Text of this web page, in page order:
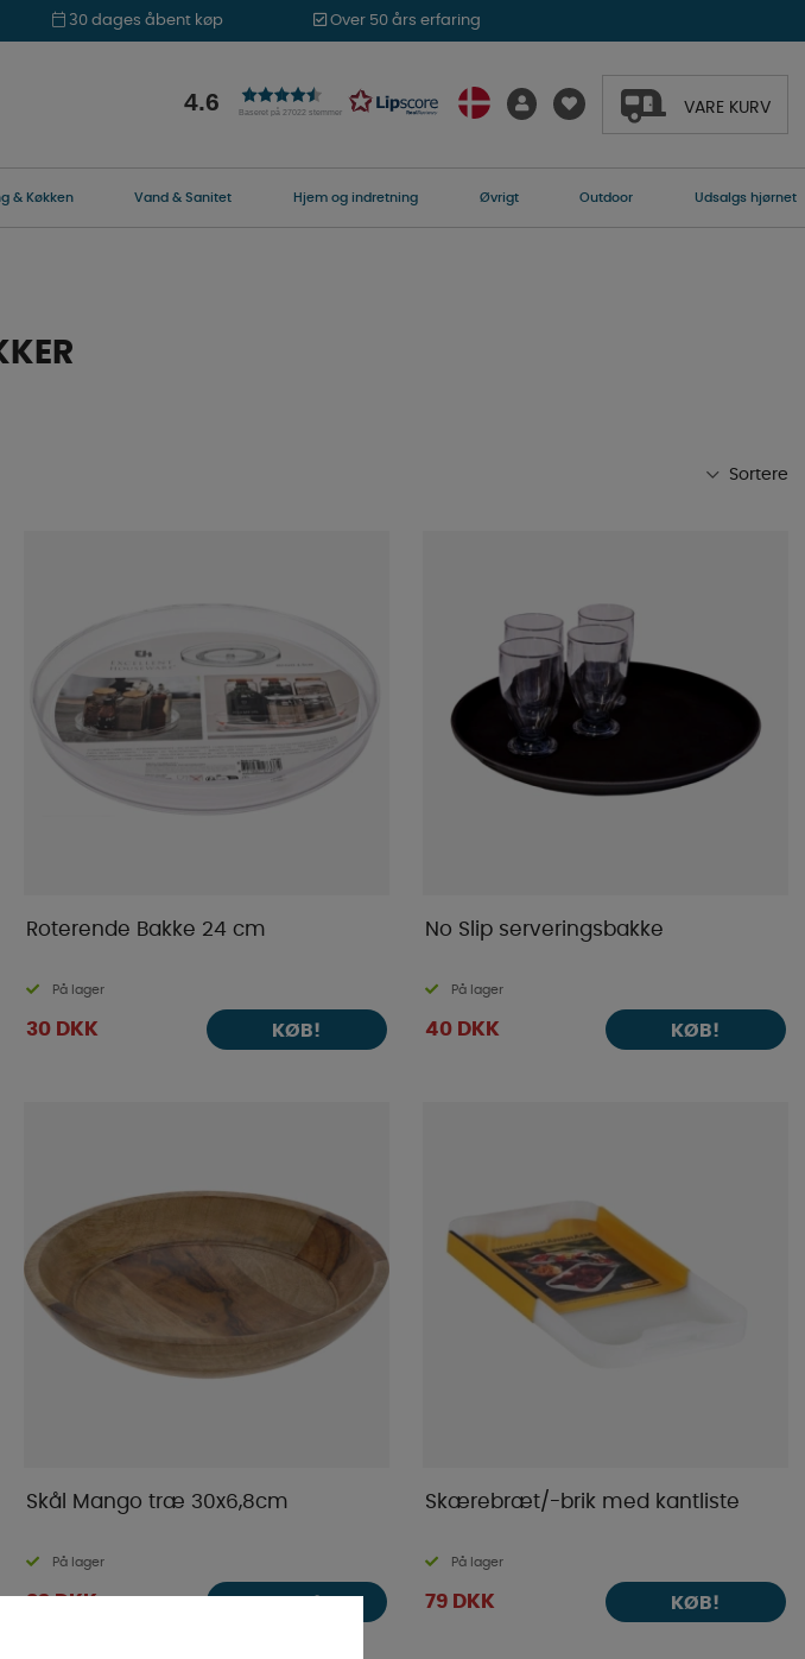
30 dages åbent køp Over 50 års erfaring
4.6 Baseret på 27022 stemmer VARE KURV
& Køkken Vand & Sanitet Hjem og indretning Øvrigt Outdoor Udsalgs hjørnet
Sortere
Navn Ø-A
Laveste pris
Højeste pris
Varemærke
Publiceringsdato
Roterende Bakke 24 cm
På lager
30 DKK KØB!
No Slip serveringsbakke
På lager
40 DKK KØB!
Skål Mango træ 30x6,8cm
På lager
93 DKK
Skærebræt/-brik med kantliste
På lager
79 DKK KØB!